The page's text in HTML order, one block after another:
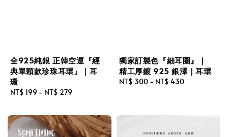
全925純銀 正韓空運『經
典單顆款珍珠耳環』｜耳
環
Regular
NT$ 199 - NT$ 279
獨家訂製色『細耳圈』｜
精工厚鍍 925 銀澤｜耳環
Regular
NT$ 300 - NT$ 430